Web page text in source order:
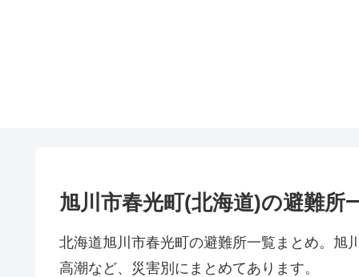
旭川市春光町(北海道)の避難所
北海道旭川市春光町の避難所一覧まとめ。旭
高潮など、災害別にまとめてあります。